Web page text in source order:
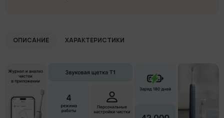
ОПИСАНИЕ ХАРАКТЕРИСТИКИ